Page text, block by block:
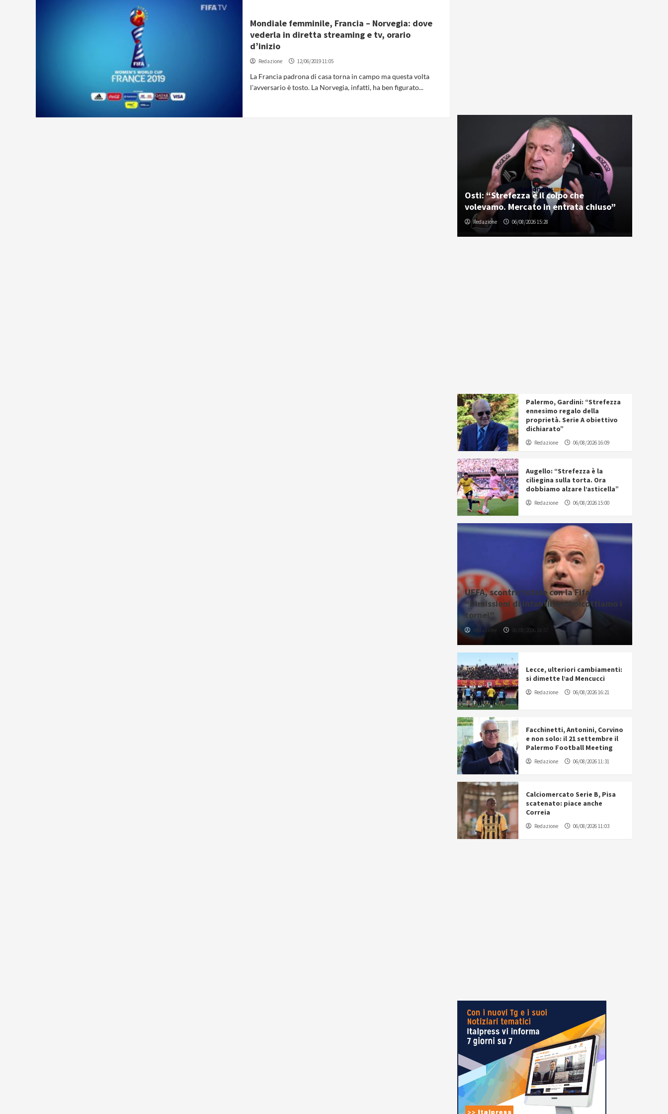
Mondiale femminile, Francia – Norvegia: dove
vederla in diretta streaming e tv, orario
d’inizio
Redazione 12/06/2019 11:05
La Francia padrona di casa torna in campo ma questa volta
l'avversario è tosto. La Norvegia, infatti, ha ben figurato...
Osti: “Strefezza è il colpo che
volevamo. Mercato in entrata chiuso”
Redazione 06/08/2026 15:28
Palermo, Gardini: “Strefezza
ennesimo regalo della
proprietà. Serie A obiettivo
dichiarato”
Redazione 06/08/2026 16:09
Augello: “Strefezza è la
ciliegina sulla torta. Ora
dobbiamo alzare l’asticella”
Redazione 06/08/2026 15:00
UEFA, scontro totale con la Fifa:
“Dimissioni di Infantino o boicottiamo i
tornei”
Redazione 06/08/2026 18:57
Lecce, ulteriori cambiamenti:
si dimette l’ad Mencucci
Redazione 06/08/2026 16:21
Facchinetti, Antonini, Corvino
e non solo: il 21 settembre il
Palermo Football Meeting
Redazione 06/08/2026 11:31
Calciomercato Serie B, Pisa
scatenato: piace anche
Correia
Redazione 06/08/2026 11:03